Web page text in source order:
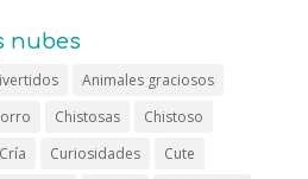
nubes
Animales graciosos
Chistosas
Chistoso
Cría Curiosidades
Cute